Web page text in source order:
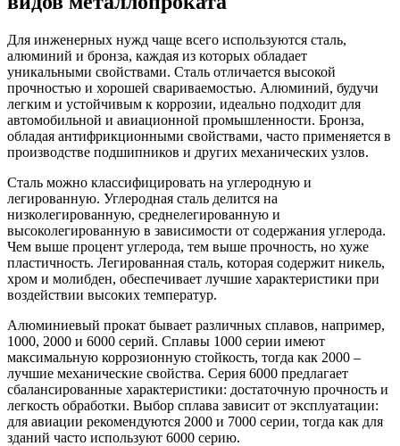
Для инженерных нужд чаще всего используются сталь,
алюминий и бронза, каждая из которых обладает
уникальными свойствами. Сталь отличается высокой
прочностью и хорошей свариваемостью. Алюминий, будучи
легким и устойчивым к коррозии, идеально подходит для
автомобильной и авиационной промышленности. Бронза,
обладая антифрикционными свойствами, часто применяется в
производстве подшипников и других механических узлов.
Сталь можно классифицировать на углеродную и
легированную. Углеродная сталь делится на
низколегированную, среднелегированную и
высоколегированную в зависимости от содержания углерода.
Чем выше процент углерода, тем выше прочность, но хуже
пластичность. Легированная сталь, которая содержит никель,
хром и молибден, обеспечивает лучшие характеристики при
воздействии высоких температур.
Алюминиевый прокат бывает различных сплавов, например,
1000, 2000 и 6000 серий. Сплавы 1000 серии имеют
максимальную коррозионную стойкость, тогда как 2000 –
лучшие механические свойства. Серия 6000 предлагает
сбалансированные характеристики: достаточную прочность и
легкость обработки. Выбор сплава зависит от эксплуатации:
для авиации рекомендуются 2000 и 7000 серии, тогда как для
зданий часто используют 6000 серию.